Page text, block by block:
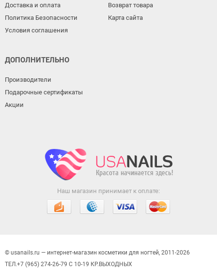
Доставка и оплата
Политика Безопасности
Условия соглашения
Возврат товара
Карта сайта
ДОПОЛНИТЕЛЬНО
Производители
Подарочные сертификаты
Акции
Наш магазин принимает к оплате:
© usanails.ru — интернет-магазин косметики для ногтей, 2011-2026
ТЕЛ.+7 (965) 274-26-79 С 10-19 КР.ВЫХОДНЫХ